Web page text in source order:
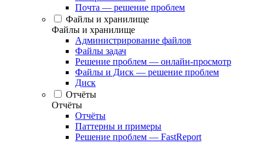
Почта — решение проблем
Файлы и хранилище
Файлы и хранилище
Администрирование файлов
Файлы задач
Решение проблем — онлайн-просмотр
Файлы и Диск — решение проблем
Диск
Отчёты
Отчёты
Отчёты
Паттерны и примеры
Решение проблем — FastReport